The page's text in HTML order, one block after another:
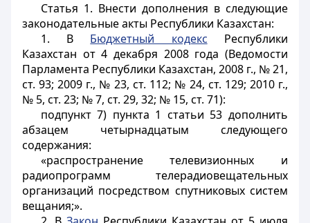
Статья 1. Внести дополнения в следующие
законодательные акты Республики Казахстан:
1. В Бюджетный кодекс Республики
Казахстан от 4 декабря 2008 года (Ведомости
Парламента Республики Казахстан, 2008 г., № 21,
ст. 93; 2009 г., № 23, ст. 112; № 24, ст. 129; 2010 г.,
№ 5, ст. 23; № 7, ст. 29, 32; № 15, ст. 71):
подпункт 7) пункта 1 статьи 53 дополнить
абзацем четырнадцатым следующего
содержания:
«распространение телевизионных и
радиопрограмм телерадиовещательных
организаций посредством спутниковых систем
вещания;».